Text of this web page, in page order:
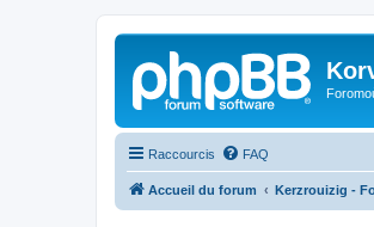
Raccourcis FAQ
Accueil du forum Kerzrouizig -